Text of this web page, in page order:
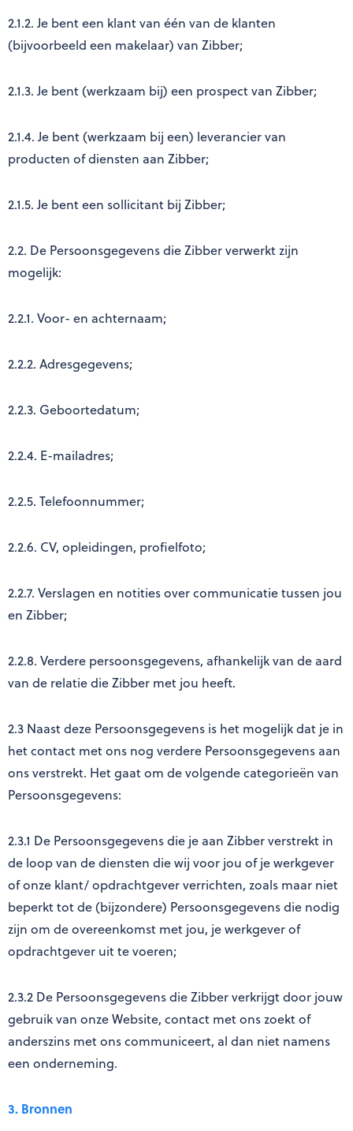
2.1.2. Je bent een klant van één van de klanten
(bijvoorbeeld een makelaar) van Zibber;
2.1.3. Je bent (werkzaam bij) een prospect van Zibber;
2.1.4. Je bent (werkzaam bij een) leverancier van
producten of diensten aan Zibber;
2.1.5. Je bent een sollicitant bij Zibber;
2.2. De Persoonsgegevens die Zibber verwerkt zijn
mogelijk:
2.2.1. Voor- en achternaam;
2.2.2. Adresgegevens;
2.2.3. Geboortedatum;
2.2.4. E-mailadres;
2.2.5. Telefoonnummer;
2.2.6. CV, opleidingen, profielfoto;
2.2.7. Verslagen en notities over communicatie tussen jou
en Zibber;
2.2.8. Verdere persoonsgegevens, afhankelijk van de aard
van de relatie die Zibber met jou heeft.
2.3 Naast deze Persoonsgegevens is het mogelijk dat je in
het contact met ons nog verdere Persoonsgegevens aan
ons verstrekt. Het gaat om de volgende categorieën van
Persoonsgegevens:
2.3.1 De Persoonsgegevens die je aan Zibber verstrekt in
de loop van de diensten die wij voor jou of je werkgever
of onze klant/ opdrachtgever verrichten, zoals maar niet
beperkt tot de (bijzondere) Persoonsgegevens die nodig
zijn om de overeenkomst met jou, je werkgever of
opdrachtgever uit te voeren;
2.3.2 De Persoonsgegevens die Zibber verkrijgt door jouw
gebruik van onze Website, contact met ons zoekt of
anderszins met ons communiceert, al dan niet namens
een onderneming.
3. Bronnen